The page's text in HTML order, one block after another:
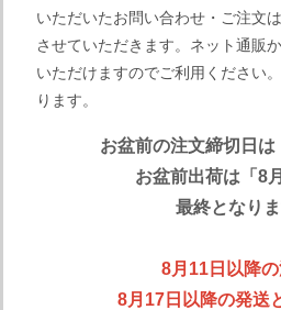
いただいたお問い合わせ・ご注文は
させていただきます。ネット通販
いただけますのでご利用ください
ります。
お盆前の注文締切日は
お盆前出荷は「8
最終となりま
8月11日以降
8月17日以降の発送